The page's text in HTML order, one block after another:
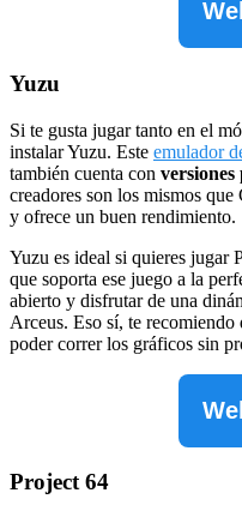
Yuzu
Si te gusta jugar tanto en el
instalar Yuzu. Este emulador
también cuenta con
creadores son los mismos
y ofrece un buen rendimiento.
Yuzu es ideal si quieres jugar
que soporta ese juego a la
abierto y disfrutar de una
Arceus. Eso sí, te recomiendo
poder correr los gráficos sin
Project 64